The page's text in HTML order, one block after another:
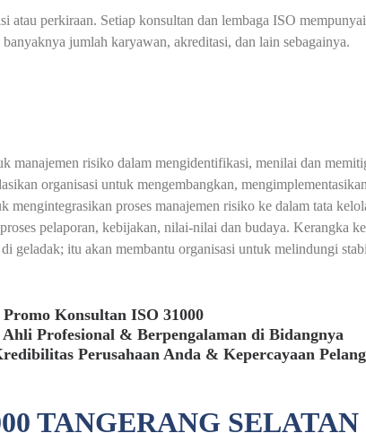
atau perkiraan. Setiap konsultan dan lembaga ISO
jumlah karyawan, akreditasi, dan lain sebagainya.
manajemen risiko dalam mengidentifikasi, menilai dan
organisasi untuk mengembangkan,
proses manajemen risiko ke dalam tata
pelaporan, kebijakan, nilai-nilai dan budaya. Kerangka
geladak; itu akan membantu organisasi untuk melindungi
Promo Konsultan ISO 31000
Profesional & Berpengalaman di Bidangnya
Perusahaan Anda & Kepercayaan
TANGERANG SELATAN